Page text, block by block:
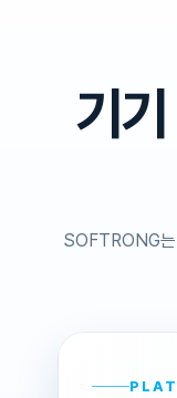
기
SOFTRONG는